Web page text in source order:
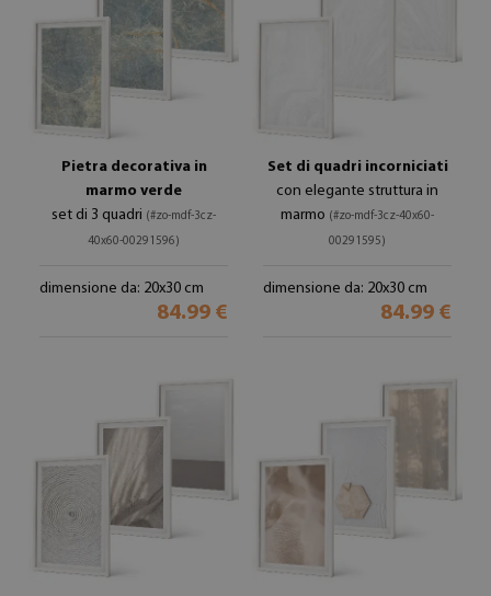
Pietra decorativa in
marmo verde
set di 3 quadri (#zo-mdf-3cz-
40x60-00291596)
dimensione da: 20x30 cm
84.99 €
Set di quadri incorniciati
con elegante struttura in
marmo (#zo-mdf-3cz-40x60-
00291595)
dimensione da: 20x30 cm
84.99 €